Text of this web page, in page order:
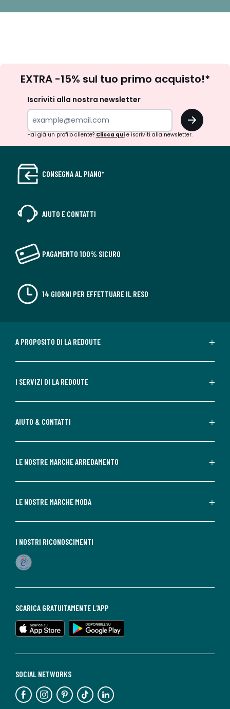
newsletter
EXTRA -15% sul tuo primo acquisto!*
Iscriviti alla nostra newsletter
OK
Hai già un profilo cliente?Clicca quie iscriviti alla newsletter.
CONSEGNA AL PIANO*
AIUTO E CONTATTI
PAGAMENTO 100% SICURO
14 GIORNI PER EFFETTUARE IL RESO
A PROPOSITO DI LA REDOUTE
I SERVIZI DI LA REDOUTE
AIUTO & CONTATTI
LE NOSTRE MARCHE ARREDAMENTO
LE NOSTRE MARCHE MODA
SOCIAL NETWORKS
SCARICA GRATUITAMENTE L'APP
I NOSTRI RICONOSCIMENTI